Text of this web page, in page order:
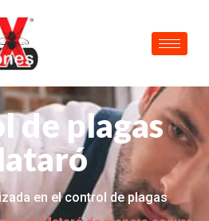
de plagas
en el control de plagas